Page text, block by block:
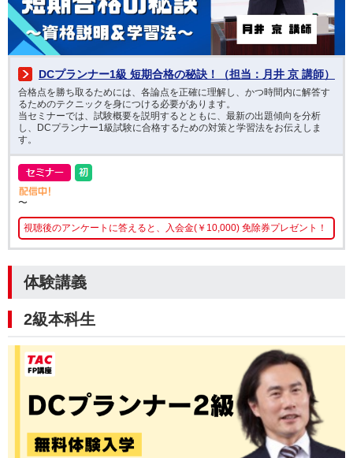
DCプランナー1級 短期合格の秘訣！（担当：月井 京 講師）
合格点を勝ち取るためには、各論点を正確に理解し、かつ時間内に解答す
るためのテクニックを身につける必要があります。
当セミナーでは、試験概要を説明するとともに、最新の出題傾向を分析
し、DCプランナー1級試験に合格するための対策と学習法をお伝えしま
す。
〜
視聴後のアンケートに答えると、入会金(￥10,000) 免除券プレゼント！
体験講義
2級本科生